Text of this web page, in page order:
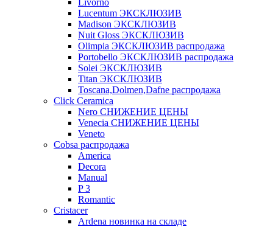
Livorno
Lucentum ЭКСКЛЮЗИВ
Madison ЭКСКЛЮЗИВ
Nuit Gloss ЭКСКЛЮЗИВ
Olimpia ЭКСКЛЮЗИВ распродажа
Portobello ЭКСКЛЮЗИВ распродажа
Solei ЭКСКЛЮЗИВ
Titan ЭКСКЛЮЗИВ
Toscana,Dolmen,Dafne распродажа
Cliсk Ceramica
Nero СНИЖЕНИЕ ЦЕНЫ
Venecia СНИЖЕНИЕ ЦЕНЫ
Veneto
Cobsa распродажа
America
Decora
Manual
P 3
Romantic
Cristacer
Ardena новинка на складе